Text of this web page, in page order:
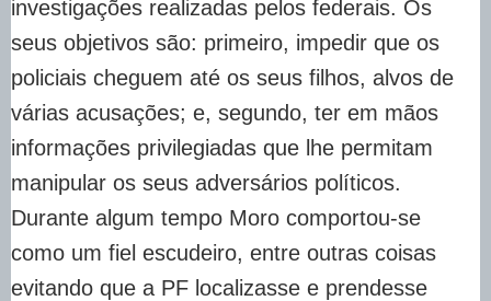
investigações realizadas pelos federais. Os
seus objetivos são: primeiro, impedir que os
policiais cheguem até os seus filhos, alvos de
várias acusações; e, segundo, ter em mãos
informações privilegiadas que lhe permitam
manipular os seus adversários políticos.
Durante algum tempo Moro comportou-se
como um fiel escudeiro, entre outras coisas
evitando que a PF localizasse e prendesse